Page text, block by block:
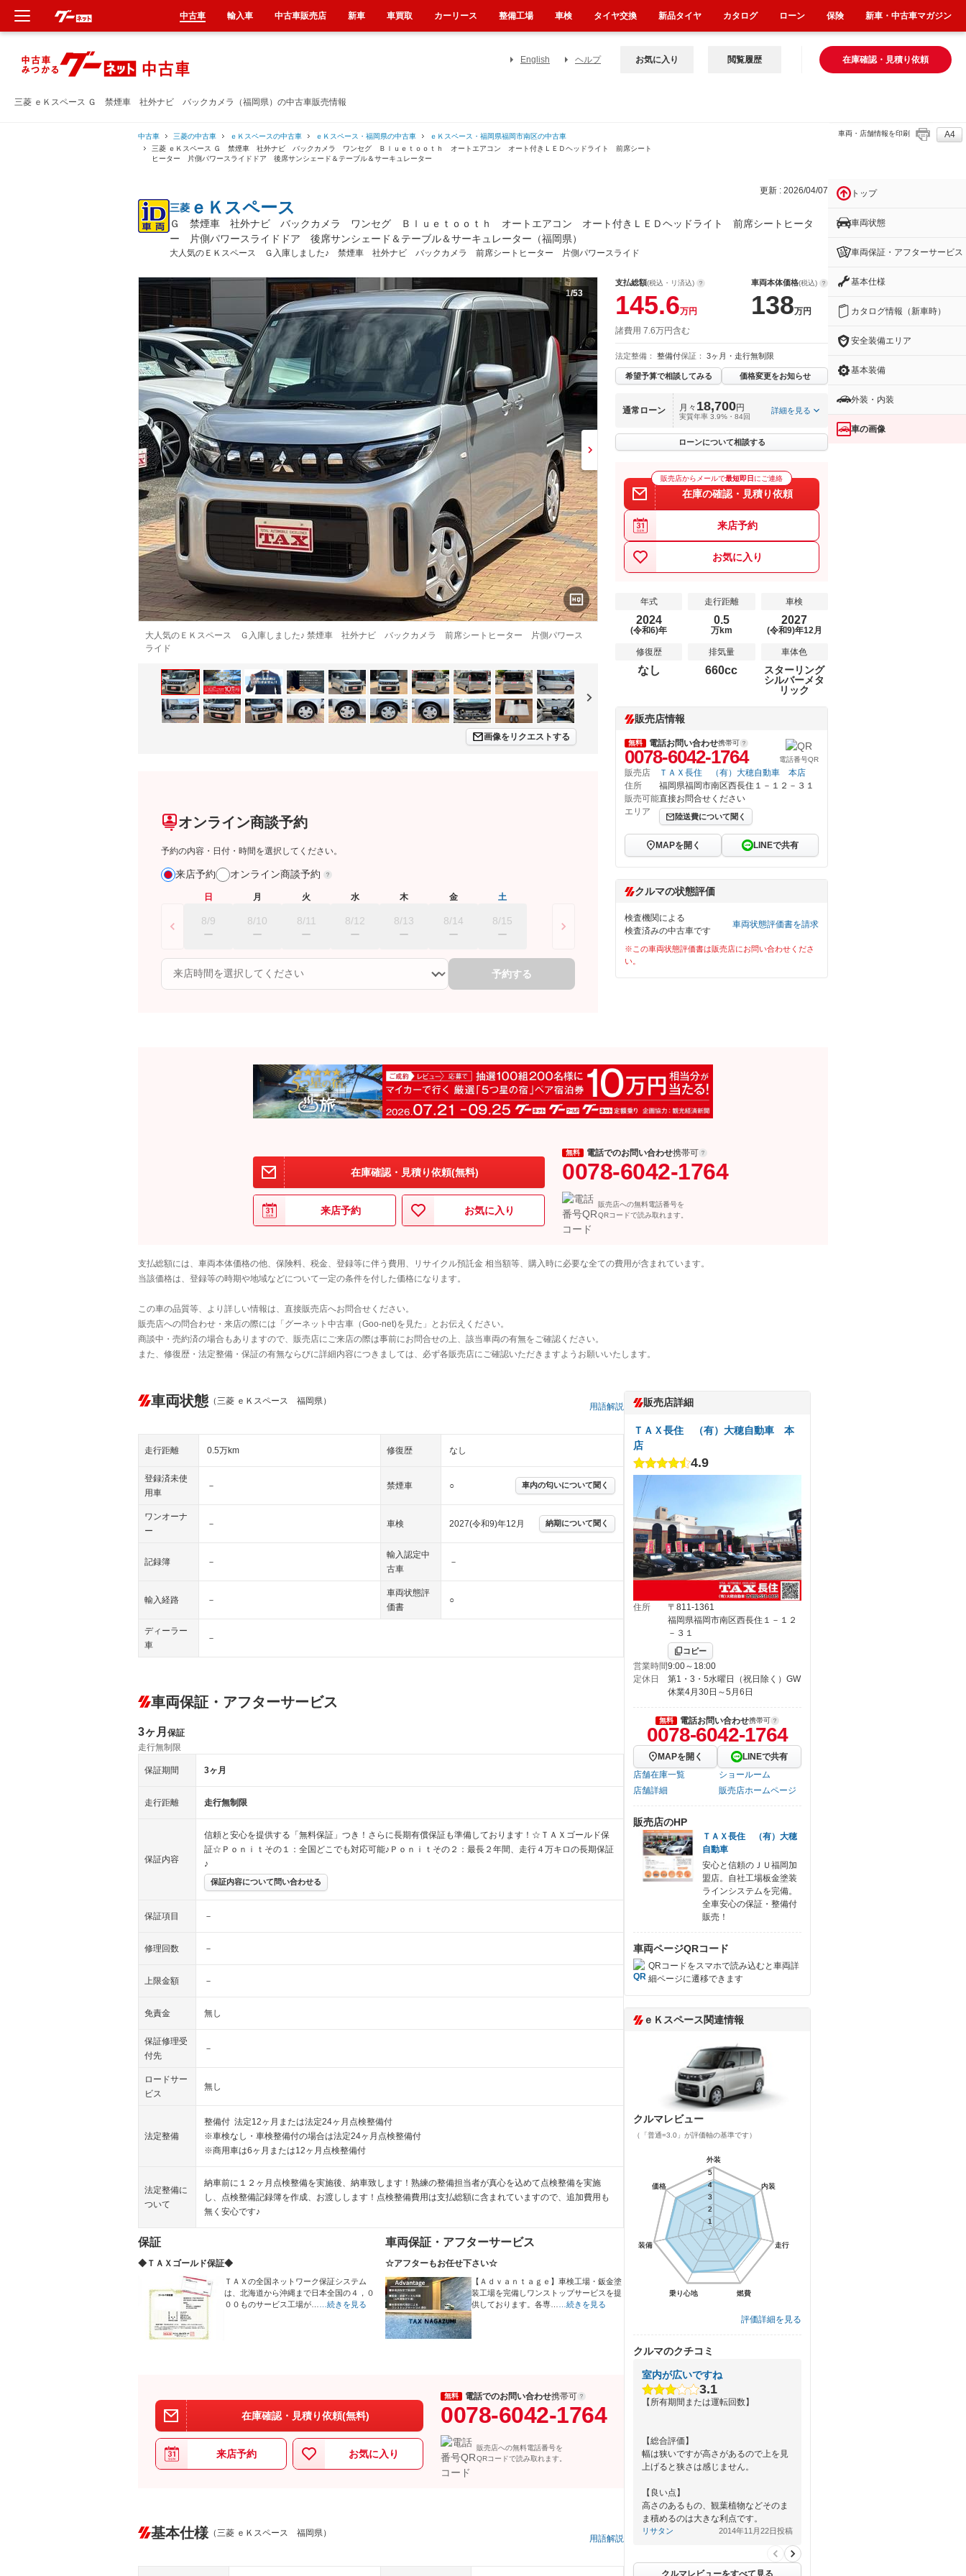
三菱 ｅＫスペース Ｇ 禁煙車 社外ナビ バックカメラ（福岡県）の中古車販売情報
English ヘルプ 在庫確認・見積り依頼
お気に入り 閲覧履歴
中古車 三菱の中古車 ｅＫスペースの中古車 ｅＫスペース・福岡県の中古車
ｅＫスペース・福岡県福岡市南区の中古車
三菱 ｅＫスペース Ｇ 禁煙車 社外ナビ バックカメラ ワンセグ Ｂｌｕｅｔｏｏｔｈ オートエアコン オート付きＬＥＤヘッドライト 前席シート
ヒーター 片側パワースライドドア 後席サンシェード＆テーブル＆サーキュレーター
車両・店舗情報を印刷 A4
更新 : 2026/04/07
三菱 ｅＫスペース
Ｇ 禁煙車 社外ナビ バックカメラ ワンセグ Ｂｌｕｅｔｏｏｔｈ オートエアコン オート付きＬＥＤヘッドライト 前席シートヒータ
ー 片側パワースライドドア 後席サンシェード＆テーブル＆サーキュレーター（福岡県）
大人気のＥＫスペース Ｇ入庫しました♪ 禁煙車 社外ナビ バックカメラ 前席シートヒーター 片側パワースライド
1/53
大人気のＥＫスペース Ｇ入庫しました♪ 禁煙車 社外ナビ バックカメラ 前席シートヒーター 片側パワース
ライド
画像をリクエストする
オンライン商談予約
予約の内容・日付・時間を選択してください。
来店予約 オンライン商談予約
日
8/9
月
8/10
火
8/11
水
8/12
木
8/13
金
8/14
土
8/15
予約する
支払総額(税込・リ済込)
145.6万円
車両本体価格(税込)
138万円
諸費用 7.6万円含む
法定整備： 整備付保証： 3ヶ月・走行無制限
希望予算で相談してみる 価格変更をお知らせ
通常ローン 月々 18,700円
実質年率 3.9%・84回
詳細を見る
ローンについて相談する
販売店からメールで最短即日 にご連絡
在庫の確認・見積り依頼
来店予約
お気に入り
年式
2024
(令和6)年
走行距離
0.5
万km
車検
2027
(令和9)年12月
修復歴
なし
排気量
660cc
車体色
スターリング
シルバーメタ
リック
販売店情報
無料 電話お問い合わせ携帯可
0078-6042-1764 電話番号QR
販売店
ＴＡＸ長住 （有）大穂自動車 本店
住所
福岡県福岡市南区西長住１－１２－３１
販売可能
エリア
直接お問合せください
陸送費について聞く
MAPを開く LINEで共有
クルマの状態評価
検査機関による
検査済みの中古車です
車両状態評価書を請求
※この車両状態評価書は販売店にお問い合わせくださ
い。
在庫確認・見積り依頼(無料)
来店予約 お気に入り
無料 電話でのお問い合わせ携帯可
0078-6042-1764
販売店への無料電話番号を
QRコードで読み取れます。
支払総額には、車両本体価格の他、保険料、税金、登録等に伴う費用、リサイクル預託金 相当額等、購入時に必要な全ての費用が含まれています。
当該価格は、登録等の時期や地域などについて一定の条件を付した価格になります。
この車の品質等、より詳しい情報は、直接販売店へお問合せください。
販売店への問合わせ・来店の際には「グーネット中古車（Goo-net)を見た」とお伝えください。
商談中・売約済の場合もありますので、販売店にご来店の際は事前にお問合せの上、該当車両の有無をご確認ください。
また、修復歴・法定整備・保証の有無ならびに詳細内容につきましては、必ず各販売店にご確認いただきますようお願いいたします。
車両状態 （三菱 ｅＫスペース 福岡県）
用語解説
走行距離 0.5万km 修復歴 なし
登録済未使
用車
－ 禁煙車 ○ 車内の匂いについて聞く
ワンオーナ
ー
－ 車検 2027(令和9)年12月 納期について聞く
記録簿 －
輸入認定中
古車
－
輸入経路 －
車両状態評
価書
○
ディーラー
車
－
車両保証・アフターサービス
3ヶ月 保証
走行無制限
保証期間 3ヶ月
走行距離 走行無制限
保証内容
信頼と安心を提供する「無料保証」つき！さらに長期有償保証も準備しております！☆ＴＡＸゴールド保
証☆Ｐｏｎｉｔその１：全国どこでも対応可能♪Ｐｏｎｉｔその２：最長２年間、走行４万キロの長期保証
♪
保証内容について問い合わせる
保証項目 －
修理回数 －
上限金額 －
免責金 無し
保証修理受
付先
－
ロードサー
ビス
無し
法定整備
整備付 法定12ヶ月または法定24ヶ月点検整備付
※車検なし・車検整備付の場合は法定24ヶ月点検整備付
※商用車は6ヶ月または12ヶ月点検整備付
法定整備に
ついて
納車前に１２ヶ月点検整備を実施後、納車致します！熟練の整備担当者が真心を込めて点検整備を実施
し、点検整備記録簿を作成、お渡しします！点検整備費用は支払総額に含まれていますので、追加費用も
無く安心です♪
保証
◆ＴＡＸゴールド保証◆
ＴＡＸの全国ネットワーク保証システム
は、北海道から沖縄まで日本全国の４，０
００ものサービス工場が…
…続きを見る
車両保証・アフターサービス
☆アフターもお任せ下さい☆
【Ａｄｖａｎｔａｇｅ】車検工場・鈑金塗
装工場を完備しワンストップサービスを提
供しております。各専…
…続きを見る
在庫確認・見積り依頼(無料)
来店予約 お気に入り
無料 電話でのお問い合わせ携帯可
0078-6042-1764
販売店への無料電話番号を
QRコードで読み取れます。
基本仕様 （三菱 ｅＫスペース 福岡県）
用語解説
販売店詳細
ＴＡＸ長住 （有）大穂自動車 本
店
4.9
住所
〒811-1361
福岡県福岡市南区西長住１－１２
－３１
コピー
営業時間9:00～18:00
定休日
第1・3・5水曜日（祝日除く）GW
休業4月30日～5月6日
無料 電話お問い合わせ携帯可
0078-6042-1764
MAPを開く
LINEで共有
店舗在庫一覧
ショールーム
店舗詳細
販売店ホームページ
販売店のHP
ＴＡＸ長住 （有）大穂
自動車
安心と信頼のＪＵ福岡加
盟店。自社工場板金塗装
ラインシステムを完備。
全車安心の保証・整備付
販売！
車両ページQRコード
QRコードをスマホで読み込むと車両詳
細ページに遷移できます
ｅＫスペース関連情報
クルマレビュー
（「普通=3.0」が評価軸の基準です）
外装
内装
走行
燃費
乗り心地
装備
価格
1
2
3
4
5
外装
内装
走行
燃費
乗り心地
装備
価格
1
2
3
4
5
評価詳細を見る
クルマのクチコミ
室内が広いですね
3.1
【所有期間または運転回数】
【総合評価】
幅は狭いですが高さがあるので上を見
上げると狭さは感じません。
【良い点】
高さのあるもの、観葉植物などそのま
ま積めるのは大きな利点です。
下がフラットなので安定性がいいのも
リサタン 2014年11月22日投稿
クルマレビューをすべて見る
トップ
車両状態
車両保証・アフターサービス
基本仕様
カタログ情報（新車時）
安全装備エリア
基本装備
外装・内装
車の画像
中古車 輸入車 中古車販売店 新車 車買取 カーリース 整備工場 車検 タイヤ交換 新品タイヤ カタログ ローン 保険 新車・中古車マガジン
新車
中古車